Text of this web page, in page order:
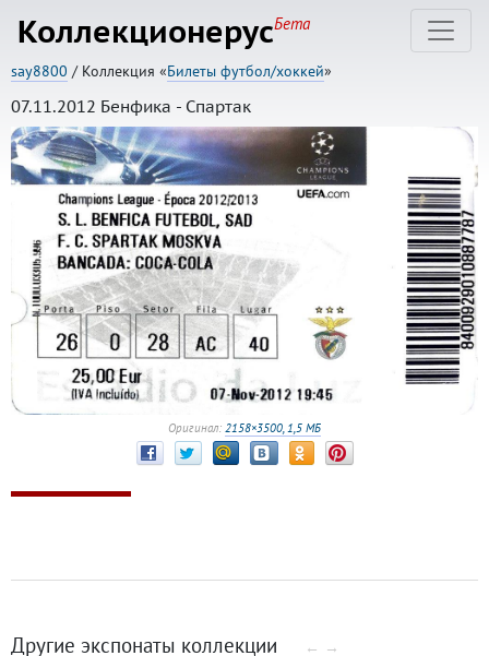
КоллекционерусБета
say8800 / Коллекция «Билеты футбол/хоккей»
07.11.2012 Бенфика - Спартак
Оригинал: 2158×3500, 1,5 МБ
Другие экспонаты коллекции ← →